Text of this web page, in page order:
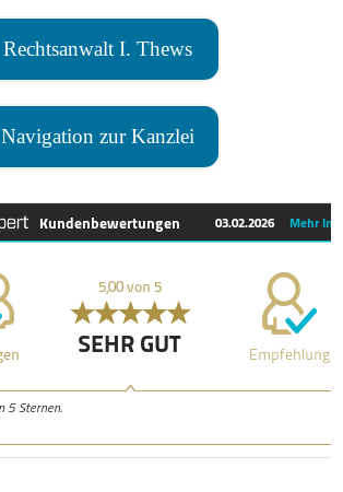
Rechtsanwalt I. Thews
Navigation zur Kanzlei